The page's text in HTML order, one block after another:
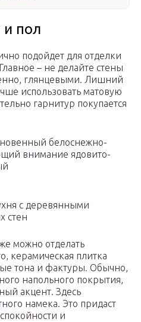
и пол
подойдет для отделки
– не делайте стены
глянцевыми. Лишний
использовать матовую
гарнитур покупается
белоснежно-
внимание ядовито-
с деревянными
стен
можно отделать
керамическая плитка
тона и фактуры. Обычно,
напольного покрытия,
акцент. Здесь
намека. Это придаст
и